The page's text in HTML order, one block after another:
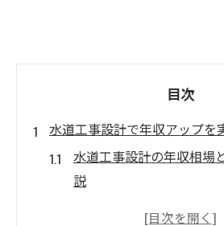
目次
水道工事設計で年収アップを
水道工事設計の年収相場
説
水道工事分野で年収アッ